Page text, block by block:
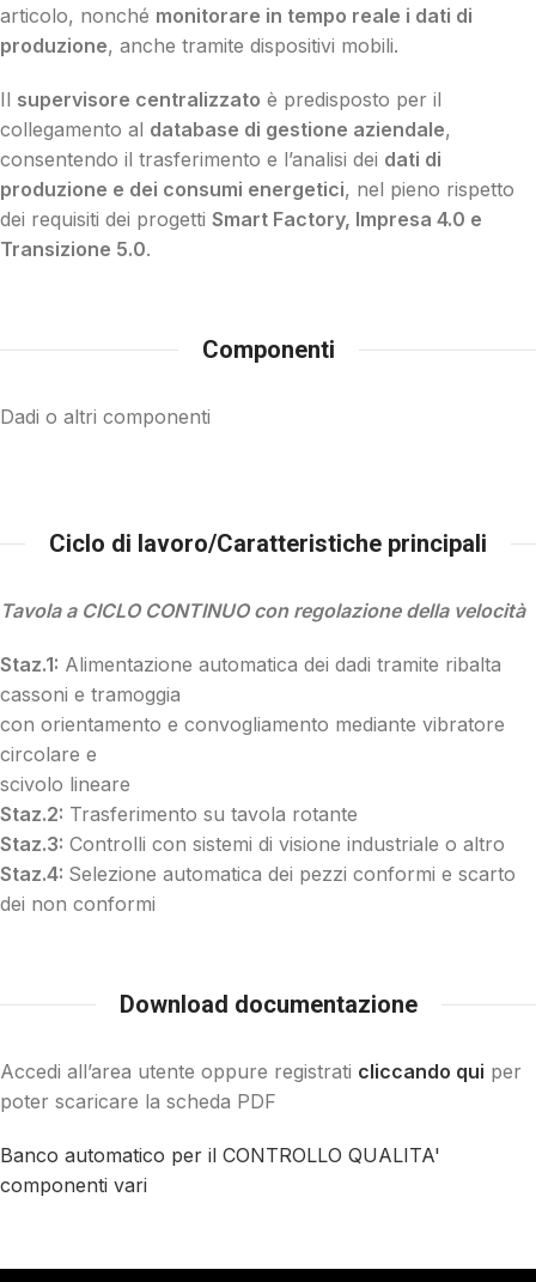
articolo, nonché monitorare in tempo reale i dati di
produzione, anche tramite dispositivi mobili.
Il supervisore centralizzato è predisposto per il
collegamento al database di gestione aziendale,
consentendo il trasferimento e l’analisi dei dati di
produzione e dei consumi energetici, nel pieno rispetto
dei requisiti dei progetti Smart Factory, Impresa 4.0 e
Transizione 5.0.
Componenti
Dadi o altri componenti
Ciclo di lavoro/Caratteristiche principali
Tavola a CICLO CONTINUO con regolazione della velocità
Staz.1: Alimentazione automatica dei dadi tramite ribalta
cassoni e tramoggia
con orientamento e convogliamento mediante vibratore
circolare e
scivolo lineare
Staz.2: Trasferimento su tavola rotante
Staz.3: Controlli con sistemi di visione industriale o altro
Staz.4: Selezione automatica dei pezzi conformi e scarto
dei non conformi
Download documentazione
Accedi all’area utente oppure registrati cliccando qui per
poter scaricare la scheda PDF
Banco automatico per il CONTROLLO QUALITA'
componenti vari